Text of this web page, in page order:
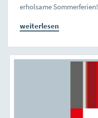
erholsame Sommerferien!
weiterlesen